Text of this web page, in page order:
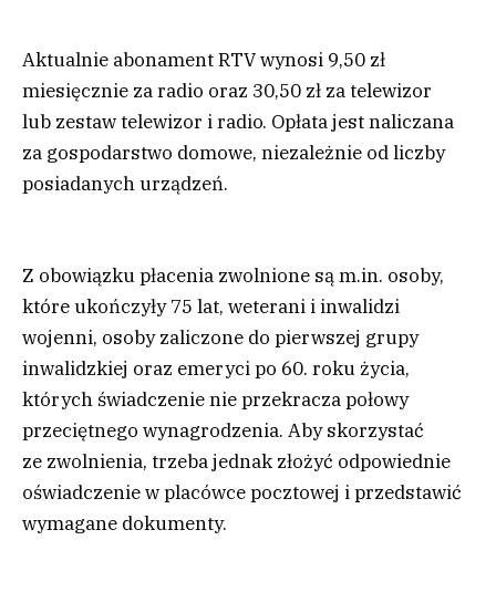
Aktualnie abonament RTV wynosi 9,50 zł
miesięcznie za radio oraz 30,50 zł za telewizor
lub zestaw telewizor i radio. Opłata jest naliczana
za gospodarstwo domowe, niezależnie od liczby
posiadanych urządzeń.
Z obowiązku płacenia zwolnione są m.in. osoby,
które ukończyły 75 lat, weterani i inwalidzi
wojenni, osoby zaliczone do pierwszej grupy
inwalidzkiej oraz emeryci po 60. roku życia,
których świadczenie nie przekracza połowy
przeciętnego wynagrodzenia. Aby skorzystać
ze zwolnienia, trzeba jednak złożyć odpowiednie
oświadczenie w placówce pocztowej i przedstawić
wymagane dokumenty.